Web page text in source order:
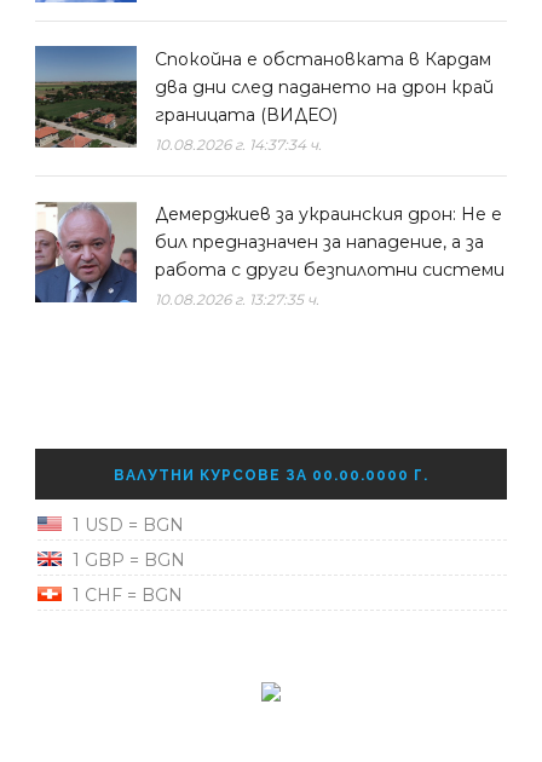
Спокойна е обстановката в Кардам
два дни след падането на дрон край
границата (ВИДЕО)
10.08.2026 г. 14:37:34 ч.
Демерджиев за украинския дрон: Не е
бил предназначен за нападение, а за
работа с други безпилотни системи
10.08.2026 г. 13:27:35 ч.
ВАЛУТНИ КУРСОВЕ ЗА 00.00.0000 Г.
1 USD = BGN
1 GBP = BGN
1 CHF = BGN